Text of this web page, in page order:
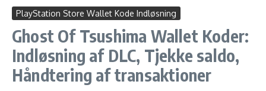
PlayStation Store Wallet Kode Indløsning
Ghost Of Tsushima Wallet Koder:
Indløsning af DLC, Tjekke saldo,
Håndtering af transaktioner